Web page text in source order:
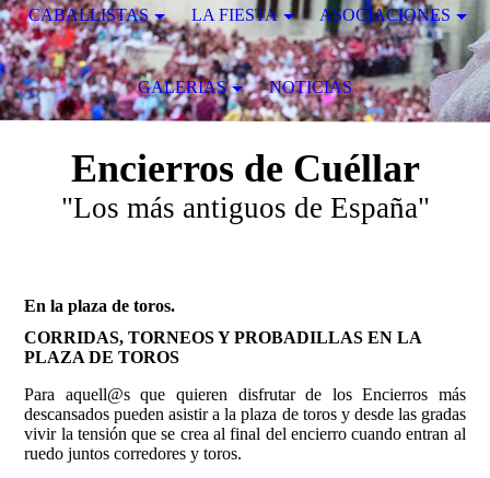
Encierros de Cuéllar
"Los más antiguos de España"
En la plaza de toros.
CORRIDAS, TORNEOS Y PROBADILLAS EN LA
PLAZA DE TOROS
Para aquell@s que quieren disfrutar de los Encierros más
descansados pueden asistir a la plaza de toros y desde las gradas
vivir la tensión que se crea al final del encierro cuando entran al
ruedo juntos corredores y toros.
CABALLISTAS LA FIESTA ASOCIACIONES
GALERÍAS NOTICIAS